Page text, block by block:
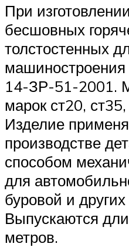
При
бесшовных
толстостенных
14-ЗР-51-2001.
марок ст20,
Изделие
производстве
способом
для
буровой и
Выпускаются
метров.